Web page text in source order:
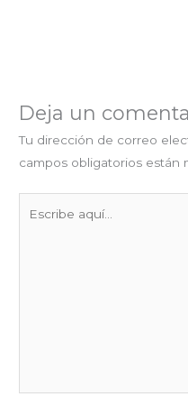
Deja un
Tu dirección de correo
campos obligatorios están